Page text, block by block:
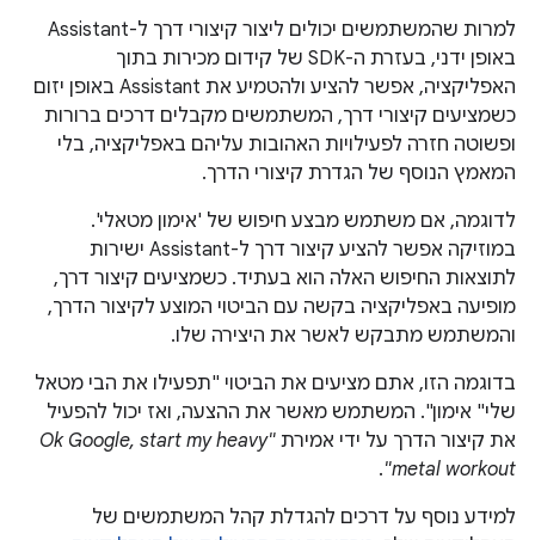
למרות שהמשתמשים יכולים ליצור קיצורי דרך ל-Assistant
באופן ידני, בעזרת ה-SDK של קידום מכירות בתוך
האפליקציה, אפשר להציע ולהטמיע את Assistant באופן יזום
כשמציעים קיצורי דרך, המשתמשים מקבלים דרכים ברורות
ופשוטה חזרה לפעילויות האהובות עליהם באפליקציה, בלי
המאמץ הנוסף של הגדרת קיצורי הדרך.
לדוגמה, אם משתמש מבצע חיפוש של 'אימון מטאלי'.
במוזיקה אפשר להציע קיצור דרך ל-Assistant ישירות
לתוצאות החיפוש האלה הוא בעתיד. כשמציעים קיצור דרך,
מופיעה באפליקציה בקשה עם הביטוי המוצע לקיצור הדרך,
והמשתמש מתבקש לאשר את היצירה שלו.
בדוגמה הזו, אתם מציעים את הביטוי "תפעילו את הבי מטאל
שלי" אימון". המשתמש מאשר את ההצעה, ואז יכול להפעיל
את קיצור הדרך על ידי אמירת "Ok Google, start my heavy
metal workout"
.
למידע נוסף על דרכים להגדלת קהל המשתמשים של